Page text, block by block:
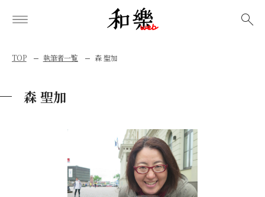
TOP 執筆者一覧 森 聖加
森 聖加